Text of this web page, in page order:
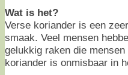
Wat is het?
Verse koriander is een
smaak. Veel mensen
gelukkig raken die
koriander is onmisbaar in